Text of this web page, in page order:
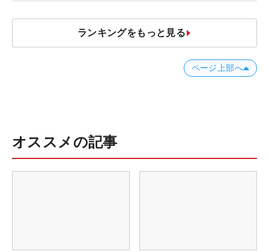
ランキングをもっと見る
ページ上部へ
オススメの記事